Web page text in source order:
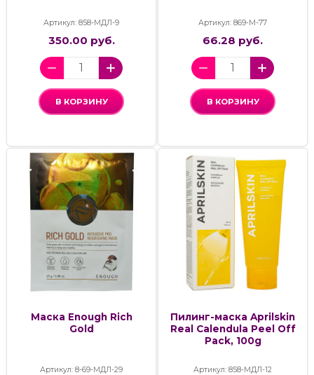
Артикул: 858-МДЛ-9
350.00 руб.
В КОРЗИНУ
Артикул: 869-М-77
66.28 руб.
В КОРЗИНУ
Маска Enough Rich
Gold
Артикул: 8-69-МДЛ-29
Пилинг-маска Aprilskin
Real Calendula Peel Off
Pack, 100g
Артикул: 858-МДЛ-12